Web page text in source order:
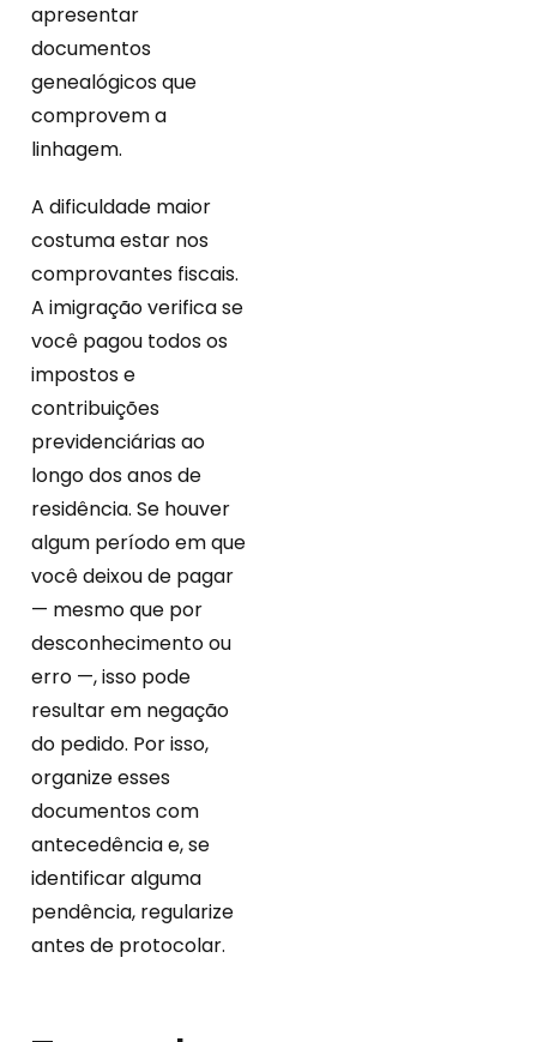
apresentar
documentos
genealógicos que
comprovem a
linhagem.
A dificuldade maior
costuma estar nos
comprovantes fiscais.
A imigração verifica se
você pagou todos os
impostos e
contribuições
previdenciárias ao
longo dos anos de
residência. Se houver
algum período em que
você deixou de pagar
— mesmo que por
desconhecimento ou
erro —, isso pode
resultar em negação
do pedido. Por isso,
organize esses
documentos com
antecedência e, se
identificar alguma
pendência, regularize
antes de protocolar.